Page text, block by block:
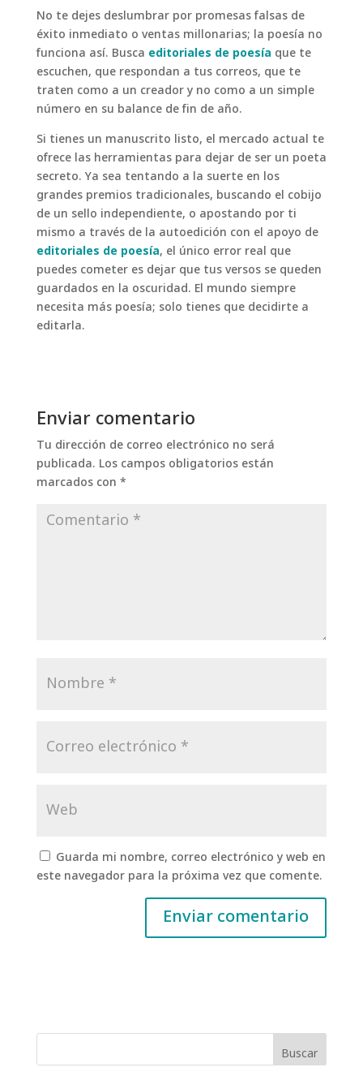
No te dejes deslumbrar por promesas falsas de
éxito inmediato o ventas millonarias; la poesía no
funciona así. Buscaeditoriales de poesíaque te
escuchen, que respondan a tus correos, que te
traten como a un creador y no como a un simple
número en su balance de fin de año.
Si tienes un manuscrito listo, el mercado actual te
ofrece las herramientas para dejar de ser un poeta
secreto. Ya sea tentando a la suerte en los
grandes premios tradicionales, buscando el cobijo
de un sello independiente, o apostando por ti
mismo a través de la autoedición con el apoyo de
editoriales de poesía, el único error real que
puedes cometer es dejar que tus versos se queden
guardados en la oscuridad. El mundo siempre
necesita más poesía; solo tienes que decidirte a
editarla.
Enviar comentario
Tu dirección de correo electrónico no será
publicada.Los campos obligatorios están
marcados con*
Guarda mi nombre, correo electrónico y web en
este navegador para la próxima vez que comente.
Buscar